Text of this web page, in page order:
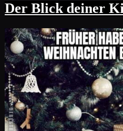
Der Blick deiner